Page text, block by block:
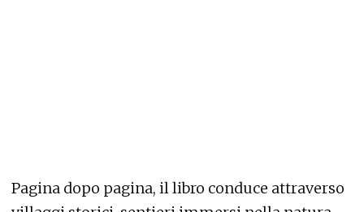
Pagina dopo pagina, il libro conduce attraverso